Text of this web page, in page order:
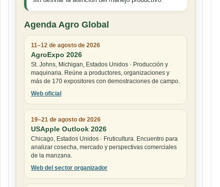
Agenda Agro Global
11–12 de agosto de 2026
AgroExpo 2026
St. Johns, Michigan, Estados Unidos · Producción y
maquinaria. Reúne a productores, organizaciones y
más de 170 expositores con demostraciones de campo.
Web oficial
19–21 de agosto de 2026
USApple Outlook 2026
Chicago, Estados Unidos · Fruticultura. Encuentro para
analizar cosecha, mercado y perspectivas comerciales
de la manzana.
Web del sector organizador